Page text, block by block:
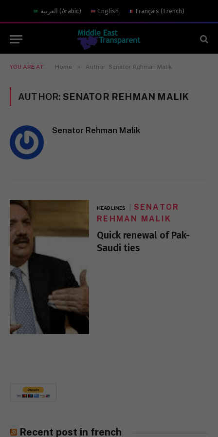
العربية (Arabic) English Français (French)
YOU ARE AT: Home » Author: Senator Rehman Malik
AUTHOR: SENATOR REHMAN MALIK
Senator Rehman Malik
HEADLINES
SENATOR
REHMAN MALIK
Quick renewal of Pak-
Saudi ties
Recent post in french